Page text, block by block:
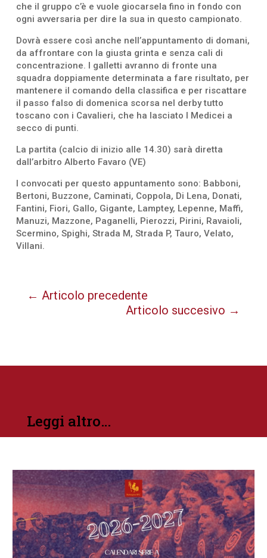
che il gruppo c’è e vuole giocarsela fino in fondo con
ogni avversaria per dire la sua in questo campionato.
Dovrà essere così anche nell’appuntamento di domani,
da affrontare con la giusta grinta e senza cali di
concentrazione. I galletti avranno di fronte una
squadra doppiamente determinata a fare risultato, per
mantenere il comando della classifica e per riscattare
il passo falso di domenica scorsa nel derby tutto
toscano con i Cavalieri, che ha lasciato I Medicei a
secco di punti.
La partita (calcio di inizio alle 14.30) sarà diretta
dall’arbitro Alberto Favaro (VE)
I convocati per questo appuntamento sono: Babboni,
Bertoni, Buzzone, Caminati, Coppola, Di Lena, Donati,
Fantini, Fiori, Gallo, Gigante, Lamptey, Lepenne, Maffi,
Manuzi, Mazzone, Paganelli, Pierozzi, Pirini, Ravaioli,
Scermino, Spighi, Strada M, Strada P, Tauro, Velato,
Villani.
← Articolo precedente
Articolo succesivo →
Leggi altro…